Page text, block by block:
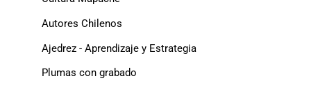
Autores Chilenos
Ajedrez - Aprendizaje y Estrategia
Plumas con grabado